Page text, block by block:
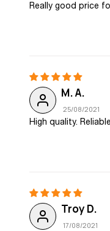
Really good price
M. A.
25/08/2021
High quality.
Troy D.
17/08/2021